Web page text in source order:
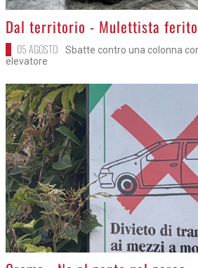
>
Dal territorio - Mulettista ferito
05 AGOSTO
Sbatte contro una colonna
elevatore
>